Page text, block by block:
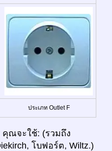
ประเภท Outlet F
คุณจะใช้: (รวมถึง
โบฟอร์ต, Wiltz.)